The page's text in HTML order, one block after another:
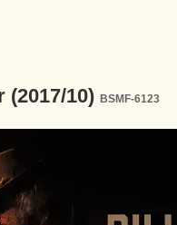
10) BSMF-6123